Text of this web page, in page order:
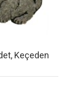
Keçeden